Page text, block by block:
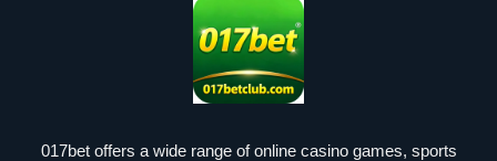
017bet offers a wide range of online casino games, sports